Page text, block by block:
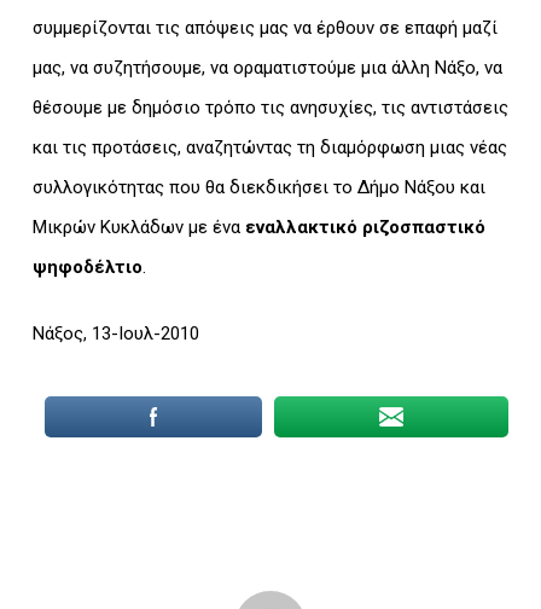
συμμερίζονται τις απόψεις μας να έρθουν σε επαφή μαζί
μας, να συζητήσουμε, να οραματιστούμε μια άλλη Νάξο, να
θέσουμε με δημόσιο τρόπο τις ανησυχίες, τις αντιστάσεις
και τις προτάσεις, αναζητώντας τη διαμόρφωση μιας νέας
συλλογικότητας που θα διεκδικήσει το Δήμο Νάξου και
Μικρών Κυκλάδων με ένα εναλλακτικό ριζοσπαστικό
ψηφοδέλτιο.
Νάξος, 13-Ιουλ-2010